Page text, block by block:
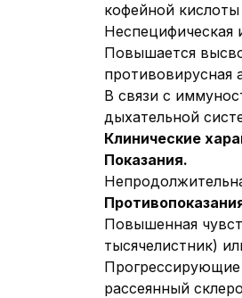
кофейной
Неспецифическая
Повышается
противовирусная
В связи с
дыхательной
Клинические
Показания.
Повышенная
тысячелистник)
Прогрессирующие
рассеянный